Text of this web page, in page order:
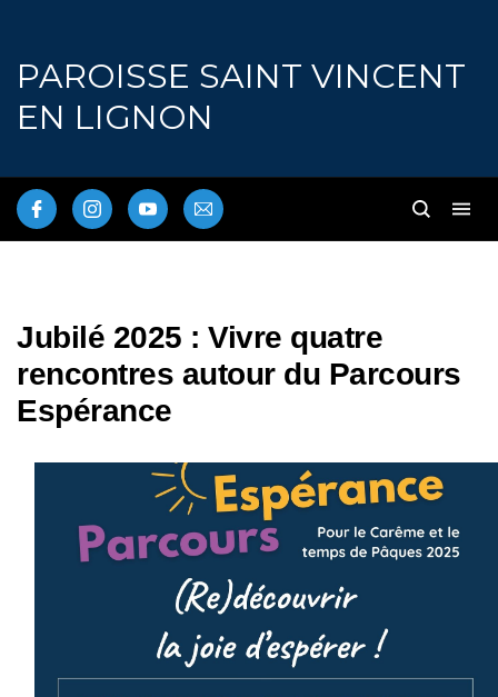
PAROISSE SAINT VINCENT
EN LIGNON
Jubilé 2025 : Vivre quatre
rencontres autour du Parcours
Espérance